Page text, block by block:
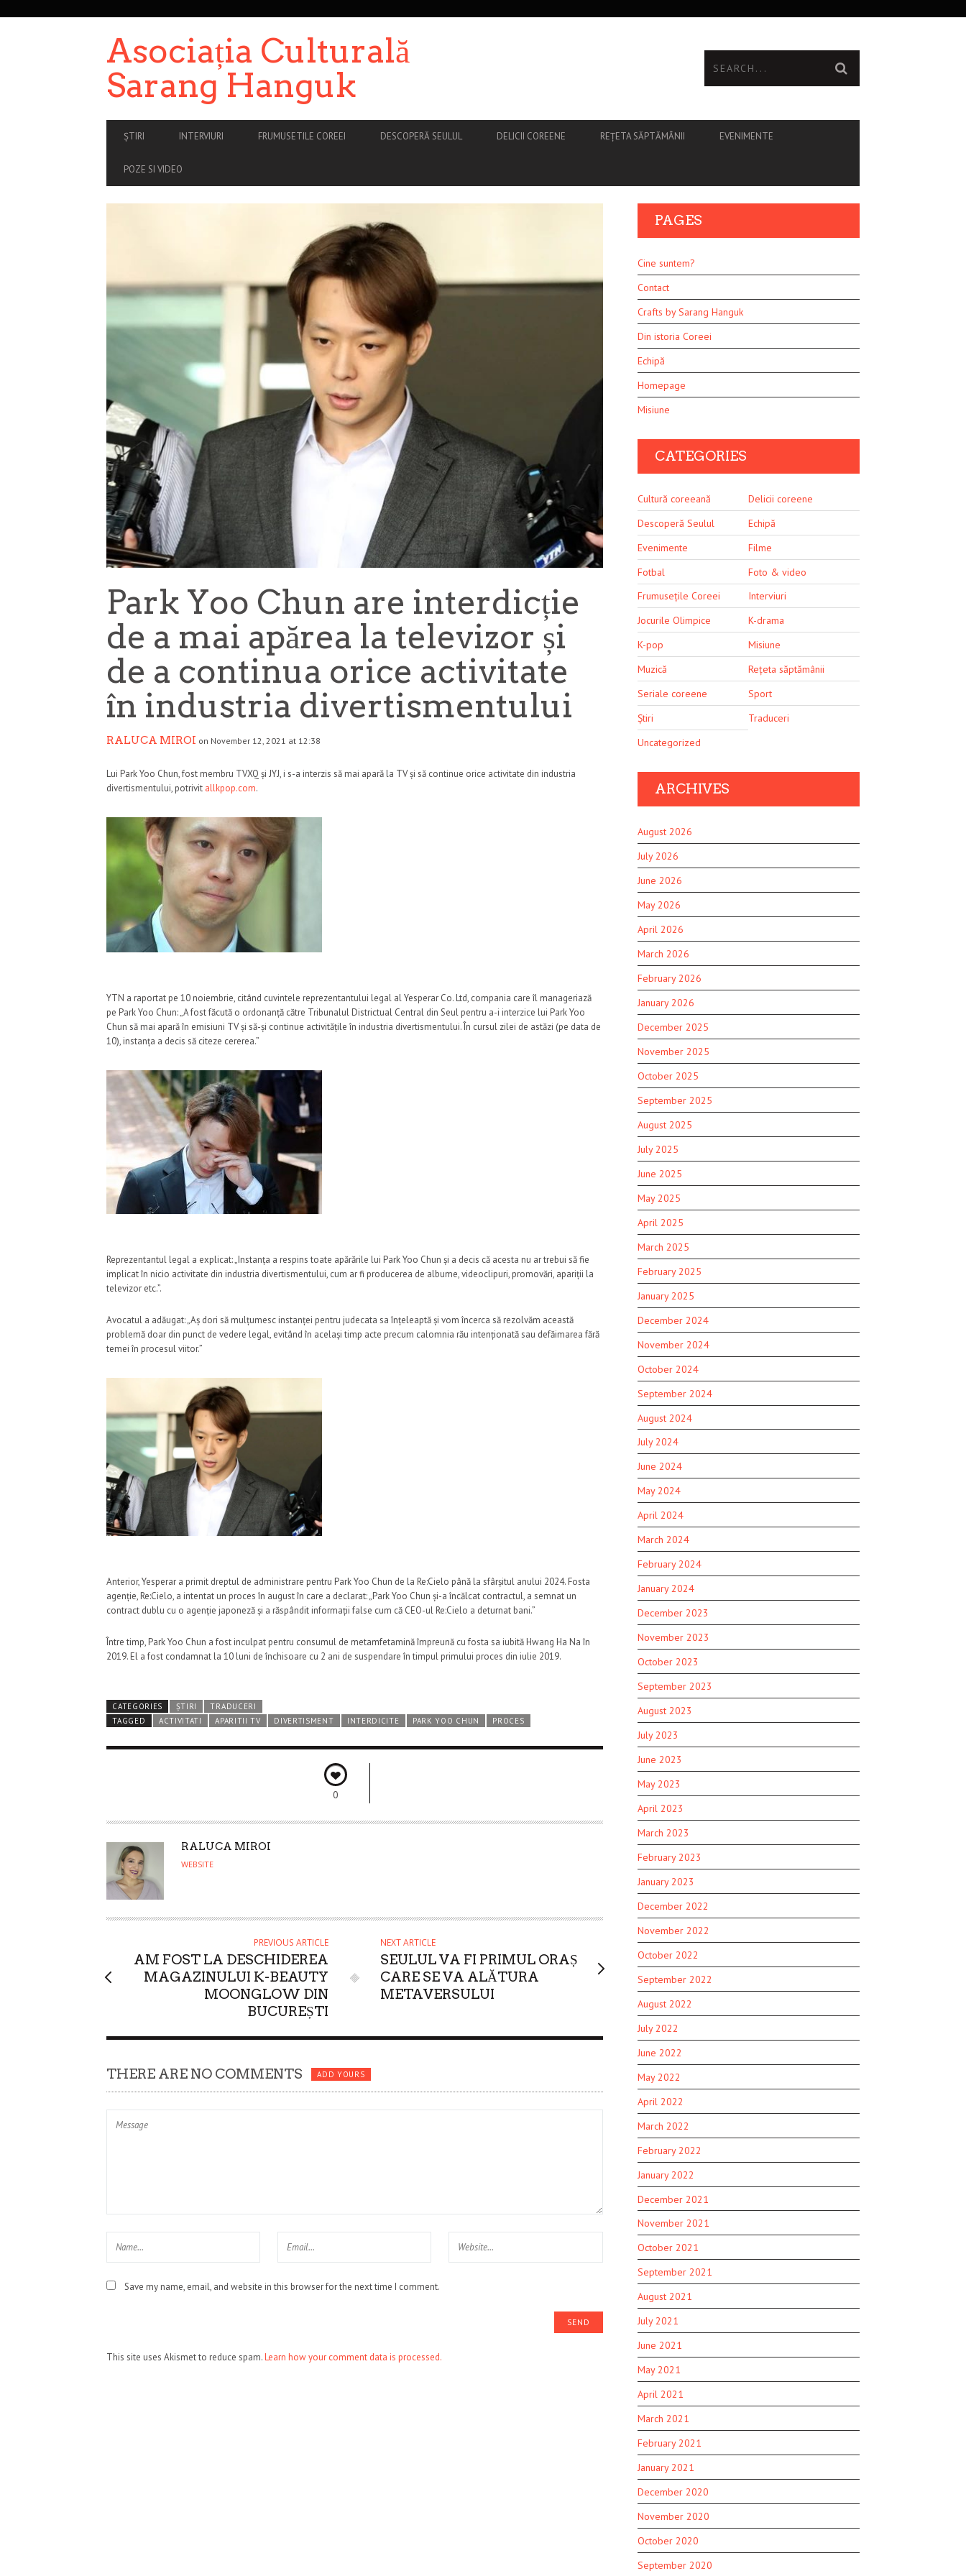
Asociația Culturală
Sarang Hanguk
PRIMARY
NAVIGATION
ȘTIRI INTERVIURI FRUMUSETILE COREEI DESCOPERĂ SEULUL DELICII COREENE REȚETA SĂPTĂMÂNII EVENIMENTE
POZE SI VIDEO
Park Yoo Chun are interdicție
de a mai apărea la televizor și
de a continua orice activitate
în industria divertismentului
RALUCA MIROI on November 12, 2021 at 12:38
Lui Park Yoo Chun, fost membru TVXQ și JYJ, i s-a interzis să mai apară la TV și să continue orice activitate din industria
divertismentului, potrivit allkpop.com.
YTN a raportat pe 10 noiembrie, citând cuvintele reprezentantului legal al Yesperar Co. Ltd, compania care îl manageriază
pe Park Yoo Chun: „A fost făcută o ordonanță către Tribunalul Districtual Central din Seul pentru a-i interzice lui Park Yoo
Chun să mai apară în emisiuni TV și să-și continue activitățile în industria divertismentului. În cursul zilei de astăzi (pe data de
10), instanța a decis să citeze cererea.”
Reprezentantul legal a explicat: „Instanța a respins toate apărările lui Park Yoo Chun și a decis că acesta nu ar trebui să fie
implicat în nicio activitate din industria divertismentului, cum ar fi producerea de albume, videoclipuri, promovări, apariții la
televizor etc.”.
Avocatul a adăugat: „Aș dori să mulțumesc instanței pentru judecata sa înțeleaptă și vom încerca să rezolvăm această
problemă doar din punct de vedere legal, evitând în același timp acte precum calomnia rău intenționată sau defăimarea fără
temei în procesul viitor.”
Anterior, Yesperar a primit dreptul de administrare pentru Park Yoo Chun de la Re:Cielo până la sfârșitul anului 2024. Fosta
agenție, Re:Cielo, a intentat un proces în august în care a declarat: „Park Yoo Chun și-a încălcat contractul, a semnat un
contract dublu cu o agenție japoneză și a răspândit informații false cum că CEO-ul Re:Cielo a deturnat bani.”
Între timp, Park Yoo Chun a fost inculpat pentru consumul de metamfetamină împreună cu fosta sa iubită Hwang Ha Na în
2019. El a fost condamnat la 10 luni de închisoare cu 2 ani de suspendare în timpul primului proces din iulie 2019.
CATEGORIES ȘTIRI
TRADUCERI
TAGGED
ACTIVITATI APARITII TV DIVERTISMENT INTERDICITE PARK YOO CHUN PROCES
0
A
U
O
RALUCA MIROI
WEBSITE
PREVIOUS ARTICLE
AM FOST LA DESCHIDEREA
MAGAZINULUI K-BEAUTY
MOONGLOW DIN
BUCUREȘTI
NEXT ARTICLE
SEULUL VA FI PRIMUL ORAȘ
CARE SE VA ALĂTURA
METAVERSULUI
THERE ARE NO COMMENTS ADD YOURS
Save my name, email, and website in this browser for the next time I comment.
This site uses Akismet to reduce spam.Learn how your comment data is processed.
PAGES
Cine suntem?
Contact
Crafts by Sarang Hanguk
Din istoria Coreei
Echipă
Homepage
Misiune
CATEGORIES
Cultură coreeană
Delicii coreene
Descoperă Seulul
Echipă
Evenimente
Filme
Fotbal
Foto & video
Frumusețile Coreei
Interviuri
Jocurile Olimpice
K-drama
K-pop
Misiune
Muzică
Rețeta săptămânii
Seriale coreene
Sport
Știri
Traduceri
Uncategorized
ARCHIVES
August 2026
July 2026
June 2026
May 2026
April 2026
March 2026
February 2026
January 2026
December 2025
November 2025
October 2025
September 2025
August 2025
July 2025
June 2025
May 2025
April 2025
March 2025
February 2025
January 2025
December 2024
November 2024
October 2024
September 2024
August 2024
July 2024
June 2024
May 2024
April 2024
March 2024
February 2024
January 2024
December 2023
November 2023
October 2023
September 2023
August 2023
July 2023
June 2023
May 2023
April 2023
March 2023
February 2023
January 2023
December 2022
November 2022
October 2022
September 2022
August 2022
July 2022
June 2022
May 2022
April 2022
March 2022
February 2022
January 2022
December 2021
November 2021
October 2021
September 2021
August 2021
July 2021
June 2021
May 2021
April 2021
March 2021
February 2021
January 2021
December 2020
November 2020
October 2020
September 2020